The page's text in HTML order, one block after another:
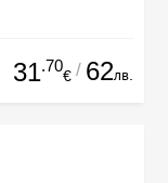
31.70
€ / 62лв.